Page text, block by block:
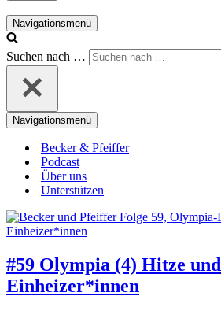
Navigationsmenü
Suchen nach …
Navigationsmenü
Becker & Pfeiffer
Podcast
Über uns
Unterstützen
#59 Olympia (4) Hitze und
Einheizer*innen